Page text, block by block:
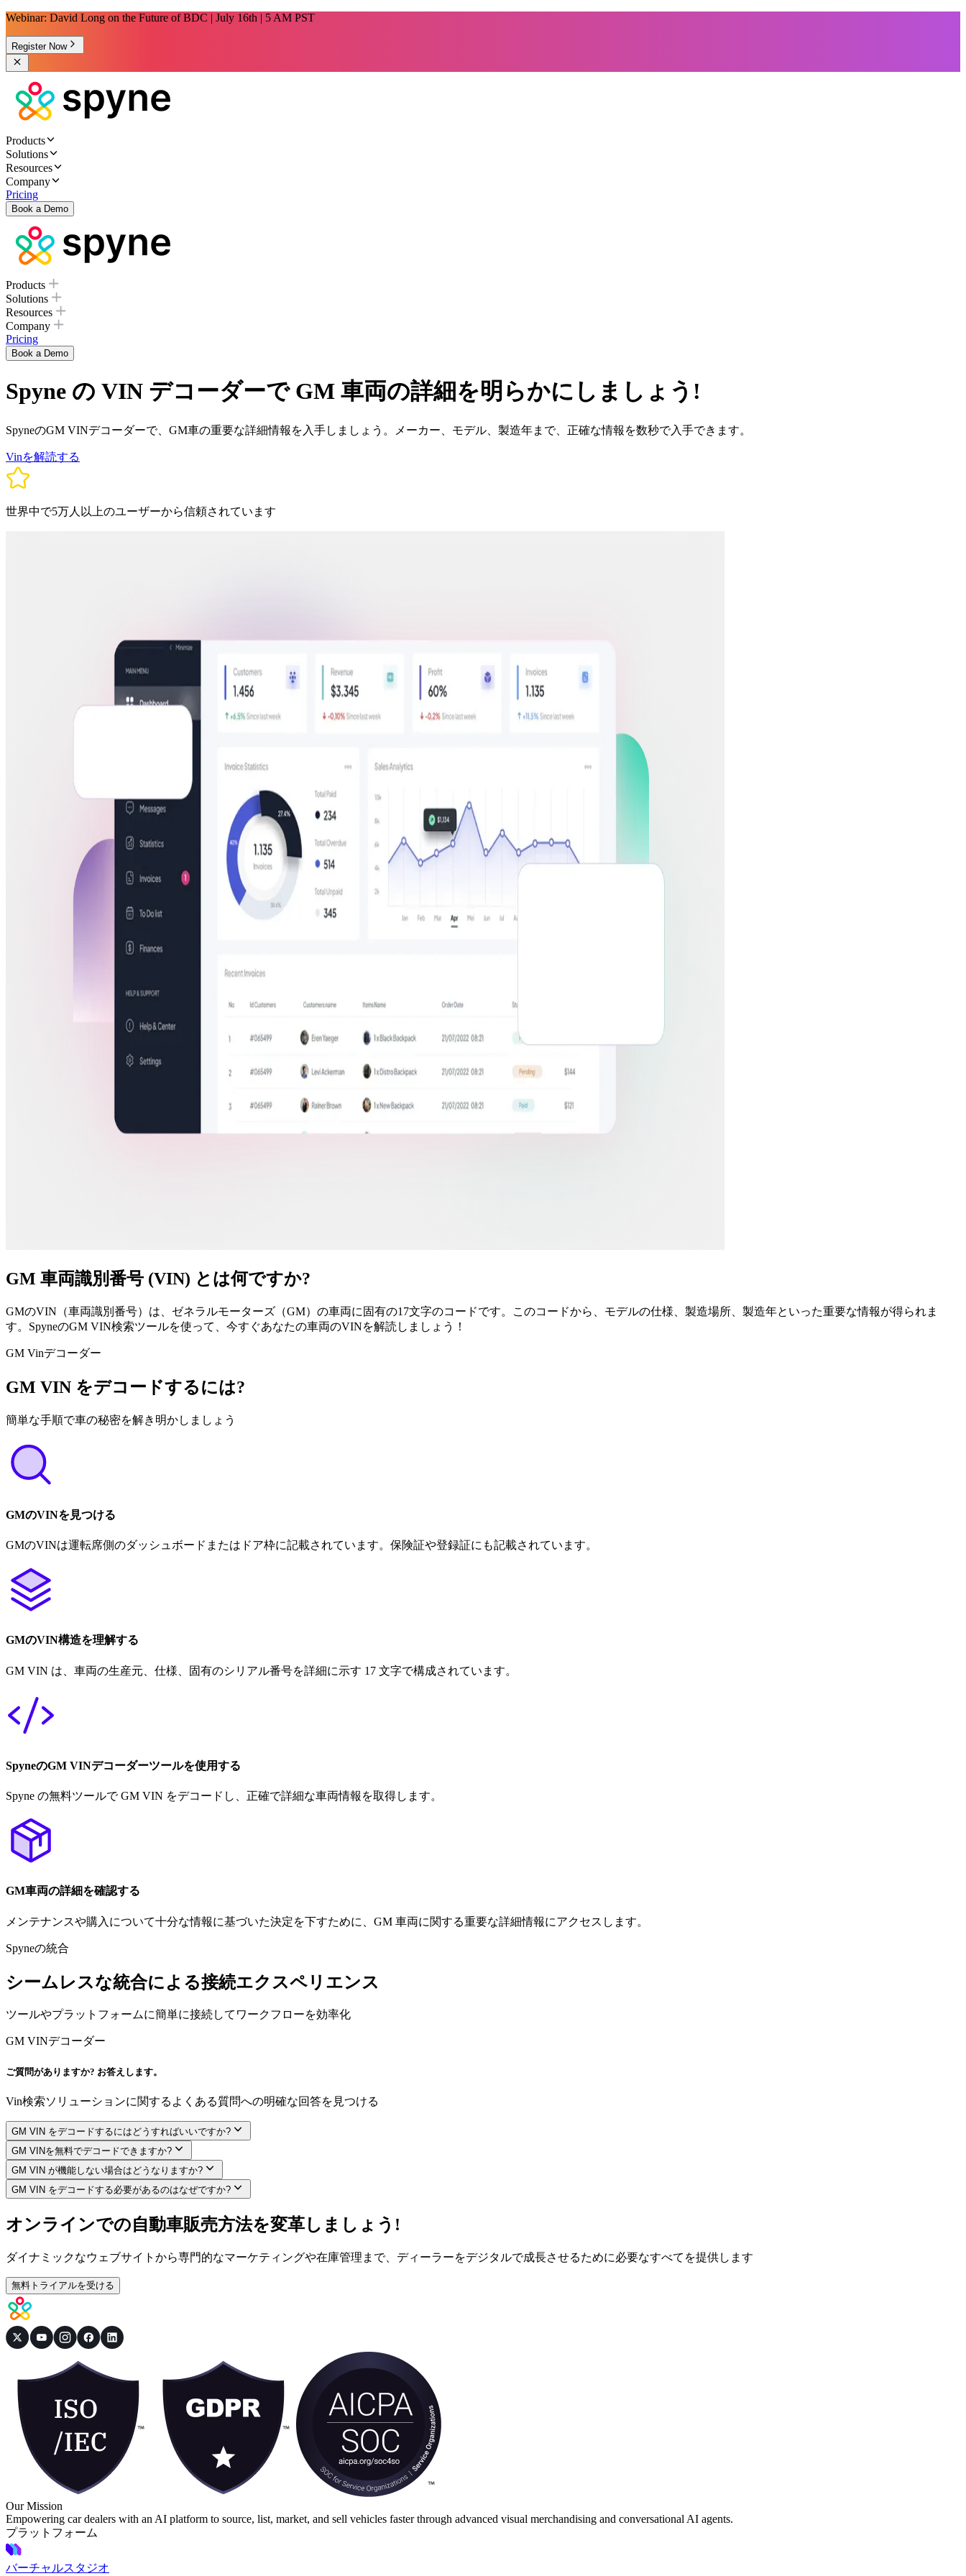
Webinar: David Long on the Future of BDC | July 16th | 5 AM PST
Register Now
Products
Solutions
Resources
Company
Pricing
Book a Demo
Products
Solutions
Resources
Company
Pricing
Book a Demo
Spyne の VIN デコーダーで GM 車両の詳細を明らかにしましょう!
SpyneのGM VINデコーダーで、GM車の重要な詳細情報を入手しましょう。メーカー、モデル、製造年まで、正確な情報を数秒で入手できます。
Vinを解読する
世界中で5万人以上のユーザーから信頼されています
GM 車両識別番号 (VIN) とは何ですか?
GMのVIN（車両識別番号）は、ゼネラルモーターズ（GM）の車両に固有の17文字のコードです。このコードから、モデルの仕様、製造場所、製造年といった重要な情報が得られま
す。SpyneのGM VIN検索ツールを使って、今すぐあなたの車両のVINを解読しましょう！
GM Vinデコーダー
GM VIN をデコードするには?
簡単な手順で車の秘密を解き明かしましょう
GMのVINを見つける
GMのVINは運転席側のダッシュボードまたはドア枠に記載されています。保険証や登録証にも記載されています。
GMのVIN構造を理解する
GM VIN は、車両の生産元、仕様、固有のシリアル番号を詳細に示す 17 文字で構成されています。
SpyneのGM VINデコーダーツールを使用する
Spyne の無料ツールで GM VIN をデコードし、正確で詳細な車両情報を取得します。
GM車両の詳細を確認する
メンテナンスや購入について十分な情報に基づいた決定を下すために、GM 車両に関する重要な詳細情報にアクセスします。
Spyneの統合
シームレスな統合による接続エクスペリエンス
ツールやプラットフォームに簡単に接続してワークフローを効率化
GM VINデコーダー
ご質問がありますか? お答えします。
Vin検索ソリューションに関するよくある質問への明確な回答を見つける
GM VIN をデコードするにはどうすればいいですか?
GM VINを無料でデコードできますか?
GM VIN が機能しない場合はどうなりますか?
GM VIN をデコードする必要があるのはなぜですか?
オンラインでの自動車販売方法を変革しましょう!
ダイナミックなウェブサイトから専門的なマーケティングや在庫管理まで、ディーラーをデジタルで成長させるために必要なすべてを提供します
無料トライアルを受ける
Our Mission
Empowering car dealers with an AI platform to source, list, market, and sell vehicles faster through advanced visual merchandising and conversational AI agents.
プラットフォーム
バーチャルスタジオ